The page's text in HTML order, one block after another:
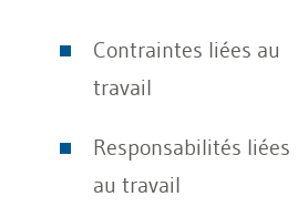
Contraintes liées au
travail
Responsabilités liées
au travail